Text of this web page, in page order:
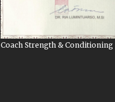
Coach Strength & Conditioning